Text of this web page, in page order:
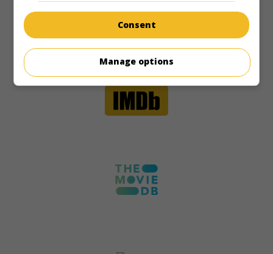
Consent
Manage options